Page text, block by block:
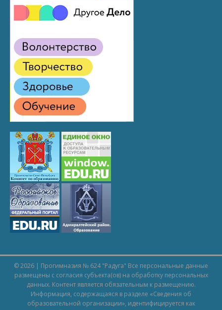
© 2026 | Прогимназия № 624 "Радуга" Все персональные данные
размещены с согласия субъекта(ов) на обработку персональных
данных. Контент является обязательным к размещению.
Информация, содержащаяся в разделе «Сведения об
образовательной организации», идентифицируется как